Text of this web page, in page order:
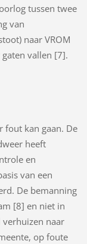
tussen twee
van
naar VROM
vallen [7].
fout kan gaan. De
heeft
en
van een
De bemanning
[8] en niet in
naar
op foute